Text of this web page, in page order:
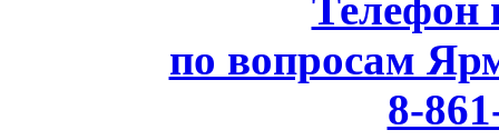
по вопросам
8-